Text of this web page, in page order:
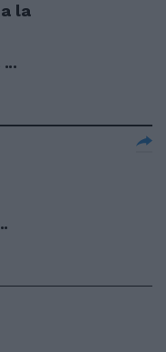
la